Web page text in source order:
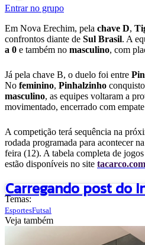
Entrar no grupo
Em Nova Erechim, pela chave D,
confrontos diante de Sul Brasil. A
a 0 e também no masculino, com
Já pela chave B, o duelo foi entre
No feminino, Pinhalzinho
masculino, as equipes voltaram a
movimentado, encerrado com
A competição terá sequência na
rodada programada para acontecer
feira (12). A tabela completa de
estão disponíveis no site
Carregando post do
Temas:
EsportesFutsal
Veja também